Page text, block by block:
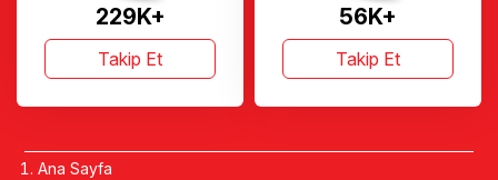
229K+
Takip Et
56K+
Takip Et
Ana Sayfa